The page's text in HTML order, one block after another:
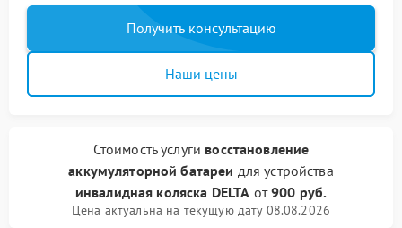
Получить консультацию
Наши цены
Стоимость услуги восстановление
аккумуляторной батареи для устройства
инвалидная коляска DELTA от900 руб.
Цена актуальна на текущую дату 08.08.2026